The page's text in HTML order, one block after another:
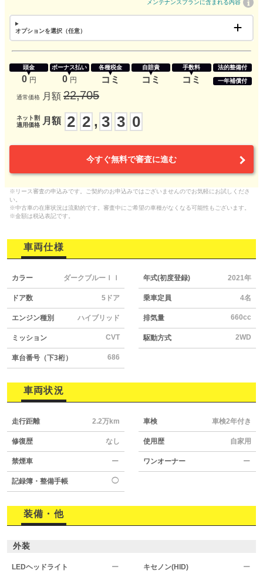
メンテナンスプランに含まれる内容
オプションを選択（任意）
頭金
0 円
ボーナス払い
0 円
各種税金
コミ
自賠責
コミ
手数料
コミ
法的整備付
一年補償付
通常価格 月額 22,705
ネット割
適用価格
月額 2 2 , 3 3 0
今すぐ無料で審査に進む
※リース審査の申込みです。ご契約のお申込みではございませんのでお気軽にお試しくださ
い。
※中古車の在庫状況は流動的です。審査中にご希望の車種がなくなる可能性もございます。
※金額は税込表記です。
車両仕様
カラー ダークブルーＩＩ 年式(初度登録) 2021年
ドア数 5ドア 乗車定員 4名
エンジン種別 ハイブリッド 排気量 660cc
ミッション CVT 駆動方式 2WD
車台番号（下3桁） 686
車両状況
走行距離 2.2万km 車検 車検2年付き
修復歴 なし 使用歴 自家用
禁煙車 ー ワンオーナー ー
記録簿・整備手帳 ◯
装備・他
外装
LEDヘッドライト ー キセノン(HID) ー